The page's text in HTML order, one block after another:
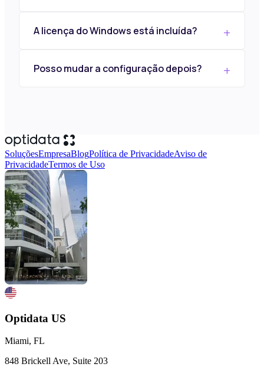
A licença do Windows está incluída?
Posso mudar a configuração depois?
SoluçõesEmpresaBlogPolítica de PrivacidadeAviso de
PrivacidadeTermos de Uso
Optidata US
Miami, FL
848 Brickell Ave, Suite 203